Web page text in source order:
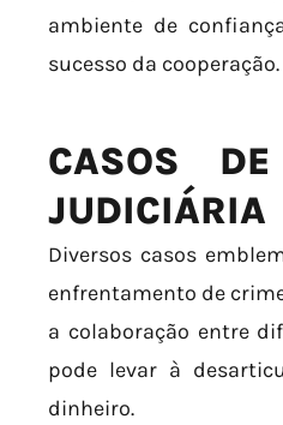
ambiente de
sucesso da cooperação.
CASOS
JUDICIÁRIA
Diversos casos
enfrentamento de
a colaboração entre
pode levar à
dinheiro.